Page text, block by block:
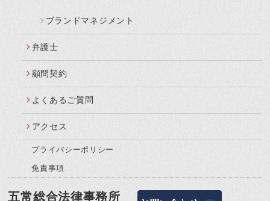
ブランドマネジメント
弁護士
顧問契約
よくあるご質問
アクセス
プライバシーポリシー
免責事項
五常総合法律事務所